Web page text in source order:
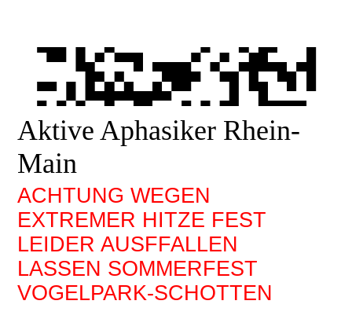
Aktive Aphasiker Rhein-
Main
ACHTUNG WEGEN
EXTREMER HITZE FEST
LEIDER AUSFFALLEN
LASSEN SOMMERFEST
VOGELPARK-SCHOTTEN